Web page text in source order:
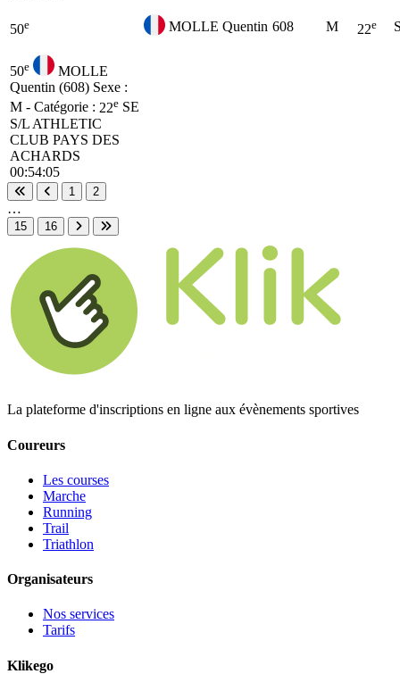
50e MOLLE Quentin 608 M 22e
50e
MOLLE
Quentin (608) Sexe :
M - Catégorie : 22e SE
S/L ATHLETIC
CLUB PAYS DES
ACHARDS
00:54:05
Première page
Page précédente
1 2
…
15
16
Page suivante
Dernière page
La plateforme d'inscriptions en ligne aux évènements sportives
Coureurs
Les courses
Marche
Running
Trail
Triathlon
Organisateurs
Nos services
Tarifs
Klikego